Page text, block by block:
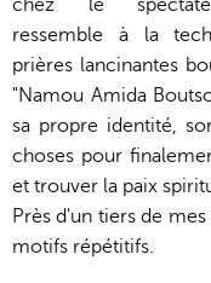
chez le
ressemble à la
prières lancinantes
"Namou Amida
sa propre identité,
choses pour
et trouver la paix
Près d'un tiers de
motifs répétitifs.